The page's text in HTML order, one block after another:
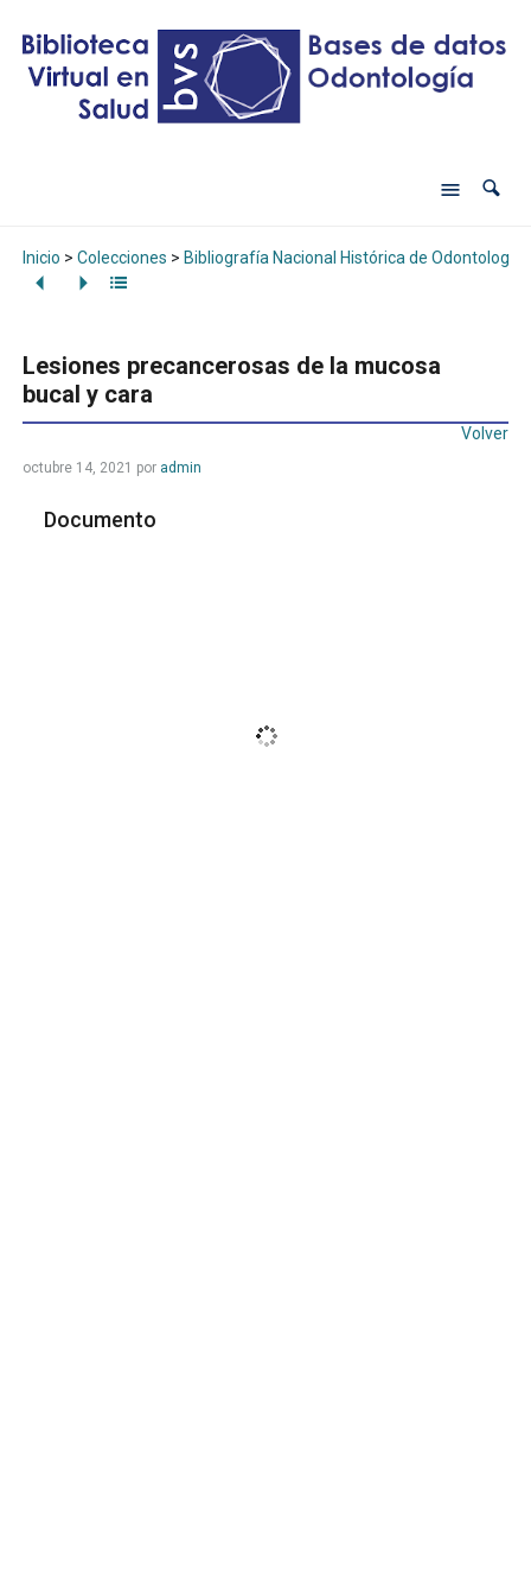
Inicio > Colecciones > Bibliografía Nacional Histórica de Odontología
Lesiones precancerosas de la mucosa
bucal y cara
Volver
octubre 14, 2021 por admin
Documento